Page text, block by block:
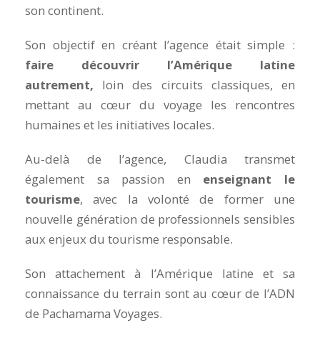
son continent.
Son objectif en créant l’agence était simple :
faire découvrir l’Amérique latine
autrement, loin des circuits classiques, en
mettant au cœur du voyage les rencontres
humaines et les initiatives locales.
Au-delà de l’agence, Claudia transmet
également sa passion en enseignant le
tourisme, avec la volonté de former une
nouvelle génération de professionnels sensibles
aux enjeux du tourisme responsable.
Son attachement à l’Amérique latine et sa
connaissance du terrain sont au cœur de l’ADN
de Pachamama Voyages.